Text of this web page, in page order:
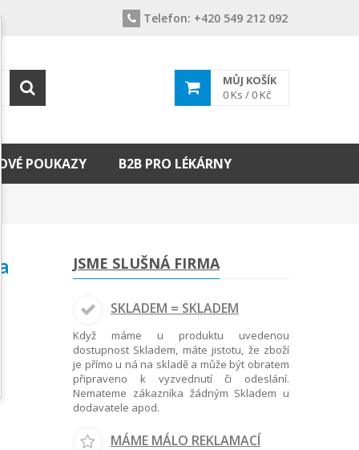
Telefon: +420 549 212 092
MŮJ KOŠÍK
0 Ks / 0 Kč
POUKAZY B2B PRO LÉKÁRNY
JSME SLUŠNÁ FIRMA
SKLADEM = SKLADEM
Když máme u produktu uvedenou
dostupnost Skladem, máte jistotu, že zboží
je přímo u ná na skladě a může být obratem
připraveno k vyzvednutí či odeslání.
Nemateme zákazníka žádným Skladem u
dodavatele apod.
MÁME MÁLO REKLAMACÍ